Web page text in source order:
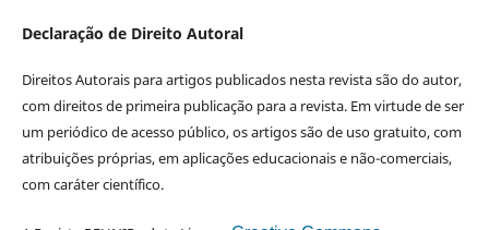
Declaração de Direito Autoral
Direitos Autorais para artigos publicados nesta revista são do autor,
com direitos de primeira publicação para a revista. Em virtude de ser
um periódico de acesso público, os artigos são de uso gratuito, com
atribuições próprias, em aplicações educacionais e não-comerciais,
com caráter científico.